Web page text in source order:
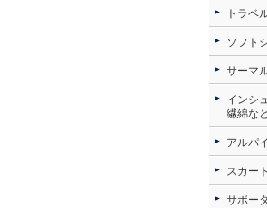
トラベ
ソフト
サーマ
インシ
繊綿な
アルパ
スカー
サポー